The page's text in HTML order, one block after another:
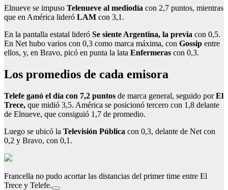
Elnueve se impuso Telenueve al mediodía con 2,7 puntos, mientras
que en América lideró LAM con 3,1.
En la pantalla estatal lideró Se siente Argentina, la previa con 0,5.
En Net hubo varios con 0,3 como marca máxima, con Gossip entre
ellos, y, en Bravo, picó en punta la lata Enfermeras con 0,3.
Los promedios de cada emisora
Telefe ganó el día con 7,2 puntos de marca general, seguido porEl
Trece, que midió 3,5. América se posicionó tercero con 1,8 delante
de Elnueve, que consiguió 1,7 de promedio.
Luego se ubicó la Televisión Pública con 0,3, delante de Net con
0,2 y Bravo, con 0,1.
Francella no pudo acortar las distancias del primer time entre El
Trece y Telefe.